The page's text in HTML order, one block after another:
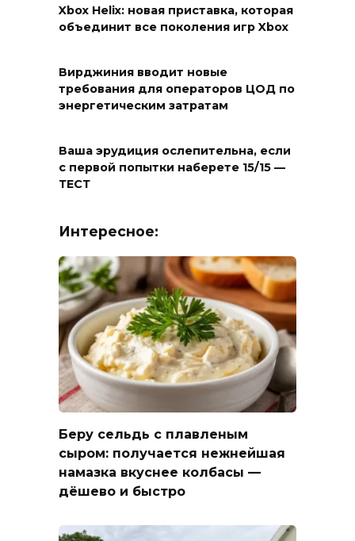
Xbox Helix: новая приставка, которая
объединит все поколения игр Xbox
Вирджиния вводит новые
требования для операторов ЦОД по
энергетическим затратам
Ваша эрудиция ослепительна, если
с первой попытки наберете 15/15 —
ТЕСТ
Интересное:
Беру сельдь с плавленым
сыром: получается нежнейшая
намазка вкуснее колбасы —
дёшево и быстро